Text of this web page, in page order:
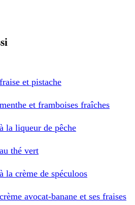
et pistache
et framboises fraîches
la liqueur de pêche
thé vert
la crème de spéculoos
avocat-banane et ses fraises